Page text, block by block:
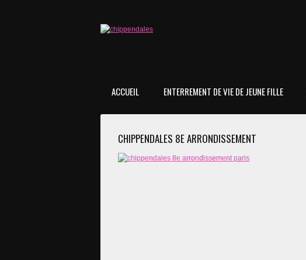
ACCUEIL ENTERREMENT DE VIE DE JEUNE FILLE
CHIPPENDALES 8E ARRONDISSEMENT